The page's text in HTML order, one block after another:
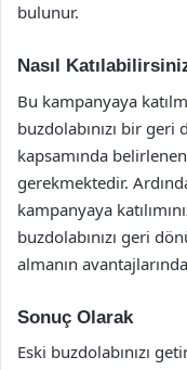
bulunur.
Nasıl
Bu kampanyaya
buzdolabınızı bir
kapsamında
gerekmektedir.
kampanyaya
buzdolabınızı geri
almanın
Sonuç Olarak
Eski buzdolabınızı